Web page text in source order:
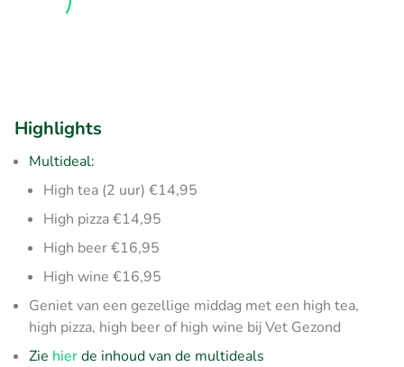
Highlights
Multideal:
High tea (2 uur) €14,95
High pizza €14,95
High beer €16,95
High wine €16,95
Geniet van een gezellige middag met een high tea,
high pizza, high beer of high wine bij Vet Gezond
Zie hierde inhoud van de multideals